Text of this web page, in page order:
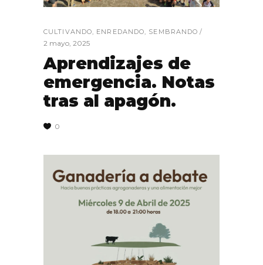
CULTIVANDO, ENREDANDO, SEMBRANDO
2 mayo, 2025
Aprendizajes de
emergencia. Notas
tras al apagón.
0